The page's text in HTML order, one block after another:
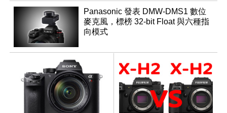
Panasonic 發表 DMW-DMS1 數位
麥克風，標榜 32-bit Float 與六種指
向模式